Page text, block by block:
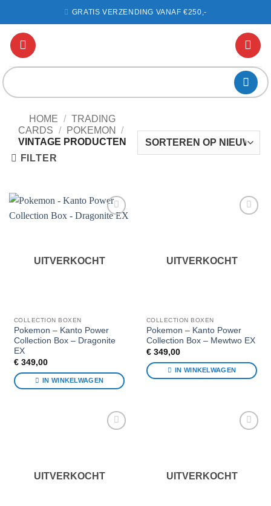
naar
inhoud
GRATIS VERZENDING VANAF €250,-
HOME / TRADING
CARDS / POKEMON
/
VINTAGE PRODUCTEN
FILTER
UITVERKOCHT
COLLECTION BOXEN
Pokemon – Kanto Power
Collection Box – Dragonite
EX
€349,00
IN WINKELWAGEN
UITVERKOCHT
COLLECTION BOXEN
Pokemon – Kanto Power
Collection Box – Mewtwo EX
€349,00
IN WINKELWAGEN
UITVERKOCHT UITVERKOCHT